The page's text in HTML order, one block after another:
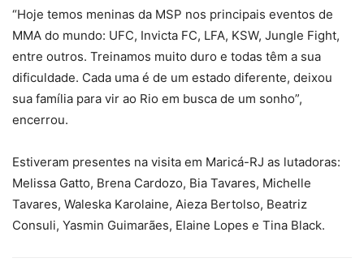
“Hoje temos meninas da MSP nos principais eventos de
MMA do mundo: UFC, Invicta FC, LFA, KSW, Jungle Fight,
entre outros. Treinamos muito duro e todas têm a sua
dificuldade. Cada uma é de um estado diferente, deixou
sua família para vir ao Rio em busca de um sonho”,
encerrou.
Estiveram presentes na visita em Maricá-RJ as lutadoras:
Melissa Gatto, Brena Cardozo, Bia Tavares, Michelle
Tavares, Waleska Karolaine, Aieza Bertolso, Beatriz
Consuli, Yasmin Guimarães, Elaine Lopes e Tina Black.